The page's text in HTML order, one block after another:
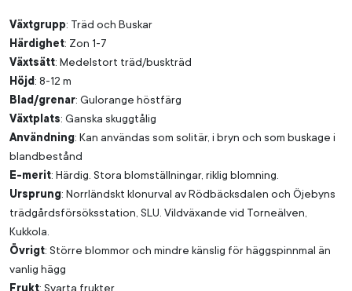
Växtgrupp: Träd och Buskar
Härdighet: Zon 1-7
Växtsätt: Medelstort träd/buskträd
Höjd : 8-12 m
Blad/grenar: Gulorange höstfärg
Växtplats: Ganska skuggtålig
Användning: Kan användas som solitär, i bryn och som buskage i
blandbestånd
E-merit: Härdig. Stora blomställningar, riklig blomning.
Ursprung: Norrländskt klonurval av Rödbäcksdalen och Öjebyns
trädgårdsförsöksstation, SLU. Vildväxande vid Torneälven,
Kukkola.
Övrigt: Större blommor och mindre känslig för häggspinnmal än
vanlig hägg
Frukt: Svarta frukter